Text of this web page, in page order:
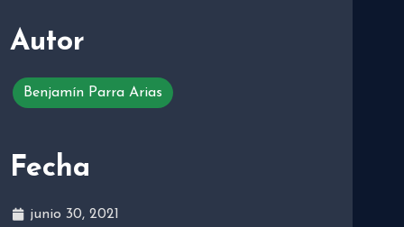
Autor
Benjamín Parra Arias
Fecha
junio 30, 2021